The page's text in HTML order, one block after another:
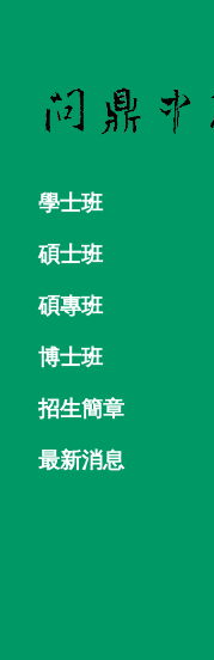
學士班
碩士班
碩專班
博士班
招生簡章
最新消息